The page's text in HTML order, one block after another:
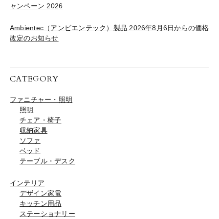
ャンペーン 2026
Ambientec（アンビエンテック）製品 2026年8月6日からの価格
改定のお知らせ
CATEGORY
ファニチャー・照明
照明
チェア・椅子
収納家具
ソファ
ベッド
テーブル・デスク
インテリア
デザイン家電
キッチン用品
ステーショナリー